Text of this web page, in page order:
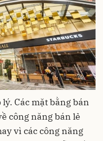
Các mặt bằng bán
công năng bán lẻ
vì các công năng